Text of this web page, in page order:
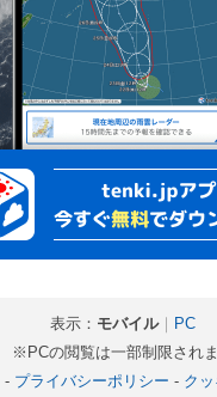
表示： モバイル｜ PC
※PCの閲覧は一部制限され
- プライバシーポリシー - ク